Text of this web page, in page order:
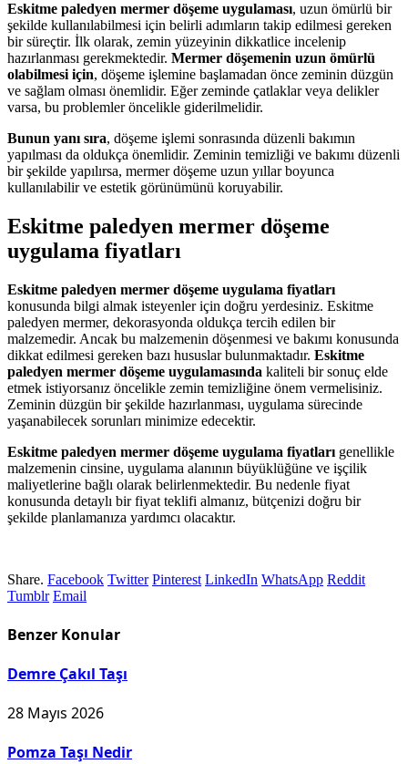
Eskitme paledyen mermer döşeme uygulaması, uzun ömürlü bir
şekilde kullanılabilmesi için belirli adımların takip edilmesi gereken
bir süreçtir. İlk olarak, zemin yüzeyinin dikkatlice incelenip
hazırlanması gerekmektedir. Mermer döşemenin uzun ömürlü
olabilmesi için, döşeme işlemine başlamadan önce zeminin düzgün
ve sağlam olması önemlidir. Eğer zeminde çatlaklar veya delikler
varsa, bu problemler öncelikle giderilmelidir.
Bunun yanı sıra, döşeme işlemi sonrasında düzenli bakımın
yapılması da oldukça önemlidir. Zeminin temizliği ve bakımı düzenli
bir şekilde yapılırsa, mermer döşeme uzun yıllar boyunca
kullanılabilir ve estetik görünümünü koruyabilir.
Eskitme paledyen mermer döşeme
uygulama fiyatları
Eskitme paledyen mermer döşeme uygulama fiyatları
konusunda bilgi almak isteyenler için doğru yerdesiniz. Eskitme
paledyen mermer, dekorasyonda oldukça tercih edilen bir
malzemedir. Ancak bu malzemenin döşenmesi ve bakımı konusunda
dikkat edilmesi gereken bazı hususlar bulunmaktadır. Eskitme
paledyen mermer döşeme uygulamasında kaliteli bir sonuç elde
etmek istiyorsanız öncelikle zemin temizliğine önem vermelisiniz.
Zeminin düzgün bir şekilde hazırlanması, uygulama sürecinde
yaşanabilecek sorunları minimize edecektir.
Eskitme paledyen mermer döşeme uygulama fiyatları genellikle
malzemenin cinsine, uygulama alanının büyüklüğüne ve işçilik
maliyetlerine bağlı olarak belirlenmektedir. Bu nedenle fiyat
konusunda detaylı bir fiyat teklifi almanız, bütçenizi doğru bir
şekilde planlamanıza yardımcı olacaktır.
Share. Facebook Twitter Pinterest LinkedIn WhatsApp Reddit
Tumblr Email
Benzer Konular
Demre Çakıl Taşı
28 Mayıs 2026
Pomza Taşı Nedir